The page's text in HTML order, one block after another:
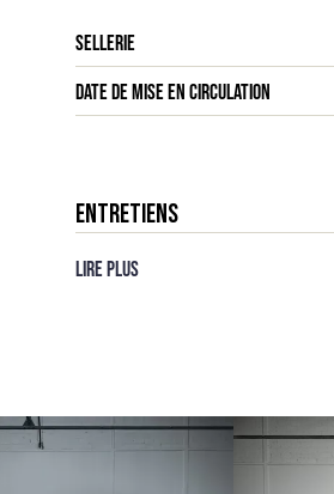
SELLERIE
DATE DE MISE EN CIRCULATION
ENTRETIENS
Lire plus